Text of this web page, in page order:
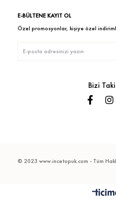
E-BÜLTENE KAYIT OL
Özel promosyonlar, kişiye özel
Bizi
© 2023 www.incetopuk.com - Tüm